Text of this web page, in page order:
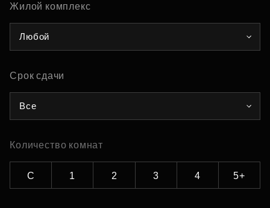
Жилой комплекс
Любой
Срок сдачи
Все
Количество комнат
С 1 2 3 4 5+